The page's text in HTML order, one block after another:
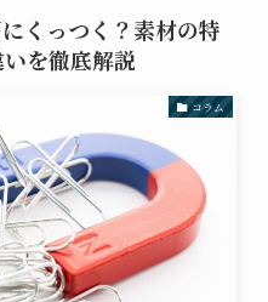
くっつく？素材の特
を徹底解説
コラム